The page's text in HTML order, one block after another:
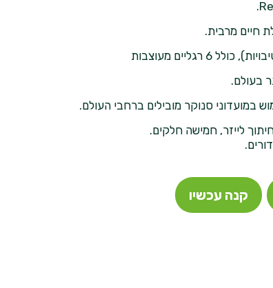
חיים מרבית.
בעולם.
לייזר, חמישה חלקים.
קנה עכשיו